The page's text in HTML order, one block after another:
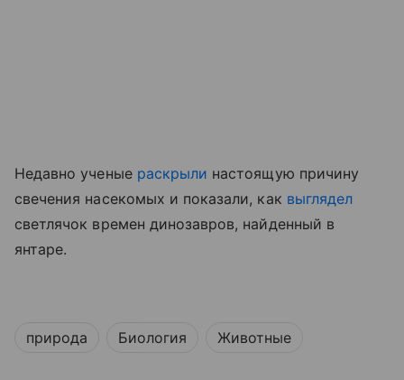
Недавно ученые раскрыли настоящую причину
свечения насекомых и показали, как выглядел
светлячок времен динозавров, найденный в
янтаре.
природа Биология Животные